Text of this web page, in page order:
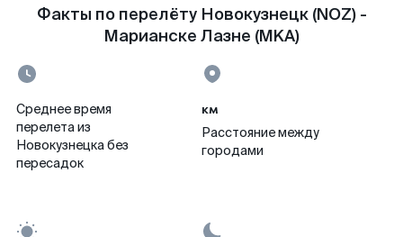
Факты по перелёту Новокузнецк (NOZ) -
Марианске Лазне (MKA)
Среднее время
перелета из
Новокузнецка без
пересадок
км
Расстояние между
городами